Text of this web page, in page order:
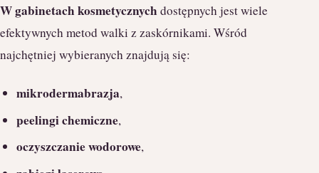
W gabinetach kosmetycznych dostępnych jest wiele
efektywnych metod walki z zaskórnikami. Wśród
najchętniej wybieranych znajdują się:
mikrodermabrazja,
peelingi chemiczne,
oczyszczanie wodorowe,